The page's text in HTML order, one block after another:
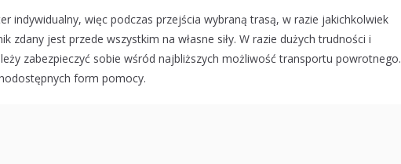
indywidualny, więc podczas przejścia wybraną trasą, w razie jakichkolwiek
zdany jest przede wszystkim na własne siły. W razie dużych trudności i
zabezpieczyć sobie wśród najbliższych możliwość transportu powrotnego.
form pomocy.